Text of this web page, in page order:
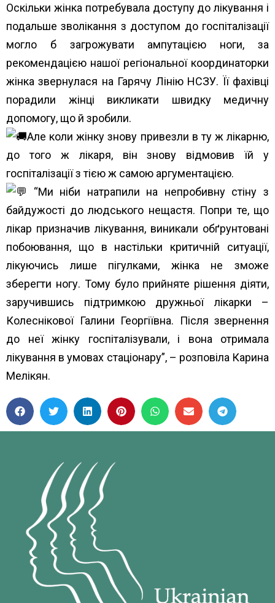
Оскільки жінка потребувала доступу до лікування і
подальше зволікання з доступом до госпіталізації
могло б загрожувати ампутацією ноги, за
рекомендацією нашої регіональної координаторки
жінка звернулася на Гарячу Лінію НСЗУ. Її фахівці
порадили жінці викликати швидку медичну
допомогу, що й зробили.
Але коли жінку знову привезли в ту ж лікарню,
до того ж лікаря, він знову відмовив їй у
госпіталізації з тією ж самою аргументацією.
“Ми ніби натрапили на непробивну стіну з
байдужості до людського нещастя. Попри те, що
лікар призначив лікування, виникали обґрунтовані
побоювання, що в настільки критичній ситуації,
лікуючись лише пігулками, жінка не зможе
зберегти ногу. Тому було прийняте рішення діяти,
заручившись підтримкою дружньої лікарки –
Колеснікової Галини Георгіївна. Після звернення
до неї жінку госпіталізували, і вона отримала
лікування в умовах стаціонару”, – розповіла Карина
Мелікян.